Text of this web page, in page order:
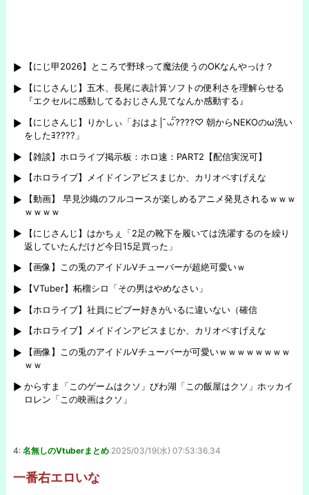
【にじ甲2026】ところで野球って魔法使うのOKなんやっけ？
【にじさんじ】五木、長尾に表計算ソフトの便利さを理解らせる
『エクセルに感動してるおじさん見てなんか感動する』
【にじさんじ】りかしぃ「おはよ│ ̂⩊፟ ̂????♡ 朝からNEKOのω洗い
をしたﾖ????」
【雑談】ホロライブ掲示板：ホロ速：PART2【配信実況可】
【ホロライブ】メイドインアビスまじか、カリオペすげえな
【動画】 早見沙織のフルコースが楽しめるアニメ発見されるｗｗｗ
ｗｗｗｗ
【にじさんじ】はかちぇ「2足の靴下を履いては洗濯するのを繰り
返していたんだけど今日15足買った」
【画像】この兎のアイドルVチューバーが超絶可愛いｗ
【VTuber】柘榴シロ「その男はやめなさい」
【ホロライブ】社員にビブー好きがいるに違いない（確信
【ホロライブ】メイドインアビスまじか、カリオペすげえな
【画像】この兎のアイドルVチューバーが可愛いｗｗｗｗｗｗｗｗ
ｗｗ
からすま「このゲームはクソ」びわ湖「この飯屋はクソ」ホッカイ
ロレン「この映画はクソ」
4: 名無しのVtuberまとめ 2025/03/19(水) 07:53:36.34
一番右エロいな